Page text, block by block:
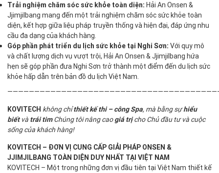
Trải nghiệm chăm sóc sức khỏe toàn diện: Hải An Onsen &
Jjimjilbang mang đến một trải nghiệm chăm sóc sức khỏe toàn
diện, kết hợp giữa liệu pháp truyền thống và hiện đại, đáp ứng nhu
cầu đa dạng của khách hàng.
Góp phần phát triển du lịch sức khỏe tại Nghi Sơn: Với quy mô
và chất lượng dịch vụ vượt trội, Hải An Onsen & Jjimjilbang hứa
hẹn sẽ góp phần đưa Nghi Sơn trở thành một điểm đến du lịch sức
khỏe hấp dẫn trên bản đồ du lịch Việt Nam.
KOVITECH không chỉthiết kế thi – công Spa, mà bằng sựhiểu
biết và trái tim Chúng tôi nâng caogiá trị cho Chủ đầu tư và cuộc
sống của khách hàng!
KOVITECH – ĐƠN VỊ CUNG CẤP GIẢI PHÁP ONSEN &
JJIMJILBANG TOÀN DIỆN DUY NHẤT TẠI VIỆT NAM
KOVITECH – Một trong những đơn vị đầu tiên tại Việt Nam thiết kế